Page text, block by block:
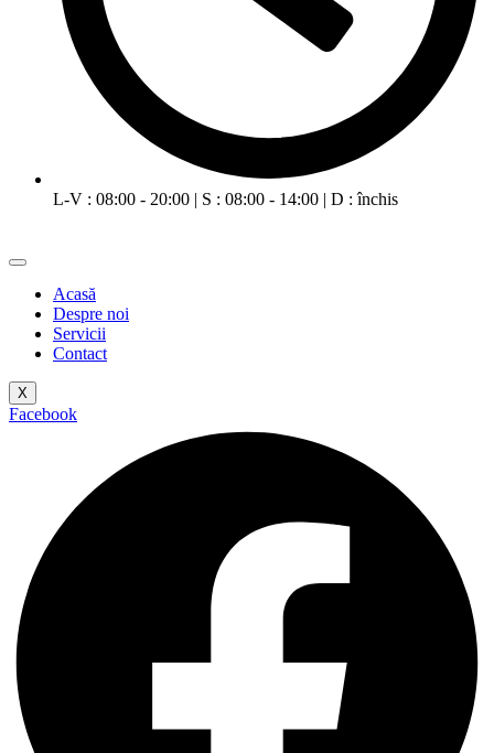
L-V : 08:00 - 20:00 | S : 08:00 - 14:00 | D : închis
Acasă
Despre noi
Servicii
Contact
X
Facebook